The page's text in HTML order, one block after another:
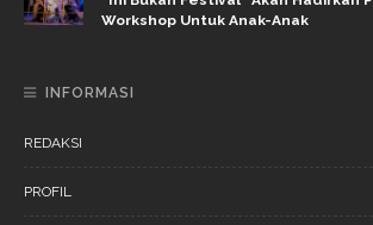
Workshop Untuk Anak-Anak
INFORMASI
REDAKSI
PROFIL